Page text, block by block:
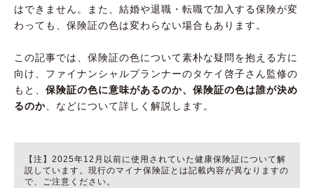
はできません。また、結婚や退職・転職で加入する保険が変
わっても、保険証の色は変わらない場合もあります。
この記事では、保険証の色について素朴な疑問を抱える方に
向け、ファイナンシャルプランナーのタケイ啓子さん監修の
もと、 保険証の色に意味があるのか、保険証の色は誰が決め
るのか、などについて詳しく解説します。
【注】2025年12月以前に使用されていた健康保険証について解
説しています。現行のマイナ保険証とは記載内容が異なりますの
で、ご注意ください。